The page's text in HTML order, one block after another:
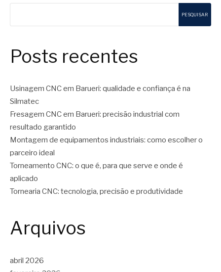
PESQUISAR
Posts recentes
Usinagem CNC em Barueri: qualidade e confiança é na
Silmatec
Fresagem CNC em Barueri: precisão industrial com
resultado garantido
Montagem de equipamentos industriais: como escolher o
parceiro ideal
Torneamento CNC: o que é, para que serve e onde é
aplicado
Tornearia CNC: tecnologia, precisão e produtividade
Arquivos
abril 2026